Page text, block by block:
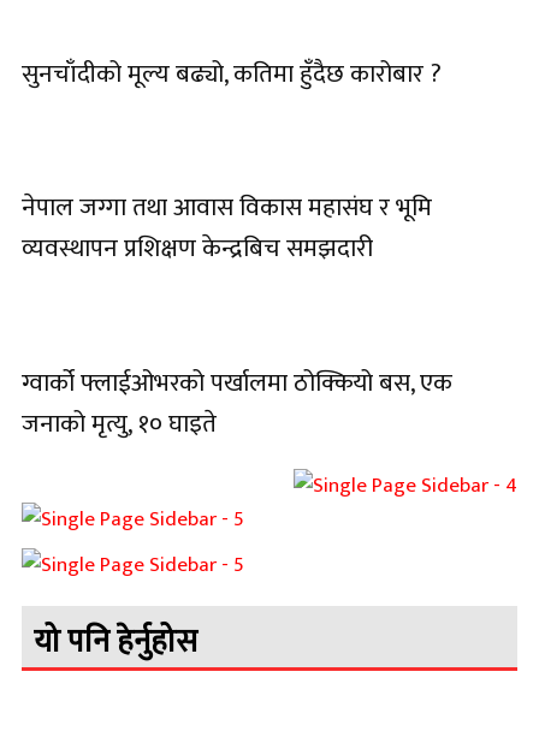
सुनचाँदीको मूल्य बढ्यो, कतिमा हुँदैछ कारोबार ?
नेपाल जग्गा तथा आवास विकास महासंघ र भूमि
व्यवस्थापन प्रशिक्षण केन्द्रबिच समझदारी
ग्वार्को फ्लाईओभरको पर्खालमा ठोक्कियो बस, एक
जनाको मृत्यु, १० घाइते
यो पनि हेर्नुहोस